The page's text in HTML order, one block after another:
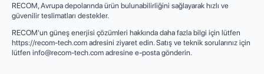
RECOM, Avrupa depolarında ürün bulunabilirliğini sağlayarak hızlı ve
güvenilir teslimatları destekler.
RECOM'un güneş enerjisi çözümleri hakkında daha fazla bilgi için lütfen
https://recom-tech.com adresini ziyaret edin. Satış ve teknik sorularınız için
lütfen info@recom-tech.com adresine e-posta gönderin.